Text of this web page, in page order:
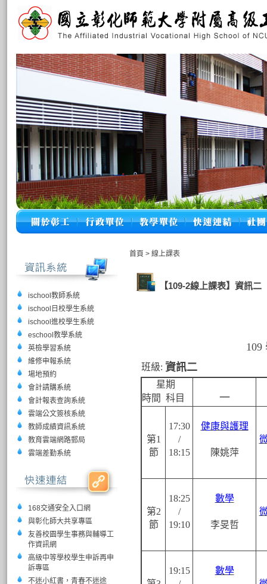
ischool教師系統
ischool日校學生系統
ischool進校學生系統
eschool教學系統
英檢學習系統
維修申報系統
場地預約
會計請購系統
會計報表查詢系統
雲端公文簽核系統
教師成績資訊系統
教育雲端網路郵局
雲端差勤系統
168交通安全入口網
與彰化師大共享專區
友善校園學生事務與輔導工
作資訊網
高級中等學校學生申訴再申
訴專區
不迷小紅書，青春不迷途
首頁 > 線上課表
【109-2線上課表】資訊二
109
班級: 資訊二
星期
時間 科目
一
第1
節
17:30
/
18:15
健康與護理
陳姚萍
第2
節
18:25
/
19:10
數學
李旻哲
19:15
數學